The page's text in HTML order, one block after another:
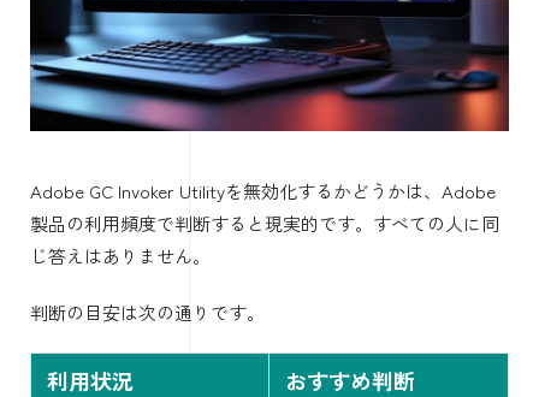
Adobe GC Invoker Utilityを無効化するかどうかは、Adobe
製品の利用頻度で判断すると現実的です。すべての人に同
じ答えはありません。
判断の目安は次の通りです。
利用状況
おすすめ判断